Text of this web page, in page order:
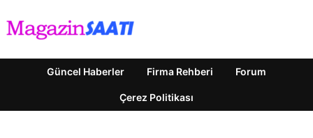
Güncel Haberler Firma Rehberi Forum
Çerez Politikası